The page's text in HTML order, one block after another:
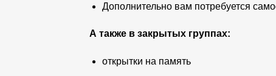
Дополнительно вам потребуется
А также в закрытых группах:
открытки на память